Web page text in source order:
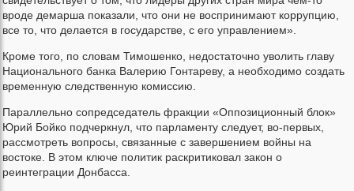
вроде демарша показали, что они не воспринимают коррупцию,
все то, что делается в государстве, с его управлением».
Кроме того, по словам Тимошенко, недостаточно уволить главу
Национального банка Валерию Гонтареву, а необходимо создать
временную следственную комиссию.
Параллельно сопредседатель фракции «Оппозиционный блок»
Юрий Бойко подчеркнул, что парламенту следует, во-первых,
рассмотреть вопросы, связанные с завершением войны на
востоке. В этом ключе политик раскритиковал закон о
реинтеграции Донбасса.